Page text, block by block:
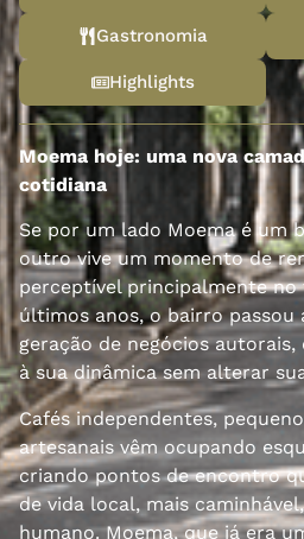
Gastronomia
Highlights
Moema hoje: uma nova
cotidiana
Se por um lado Moema é um
outro vive um momento de
perceptível principalmente no
últimos anos, o bairro passou
geração de negócios
à sua dinâmica sem alterar
Cafés independentes,
artesanais vêm ocupando
criando pontos de encontro
de vida local, mais
humano. Moema, que já era